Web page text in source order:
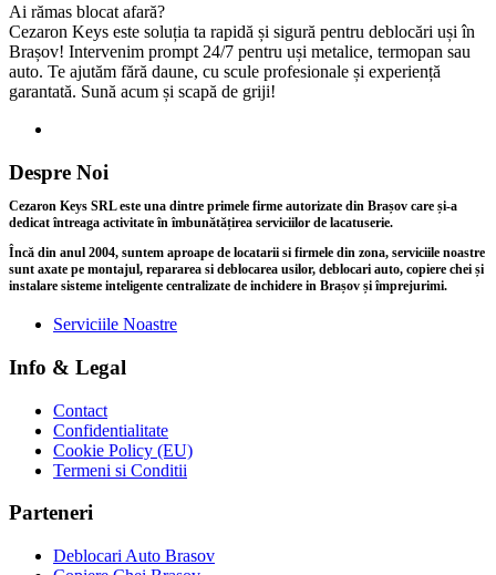
Ai rămas blocat afară?
Cezaron Keys este soluția ta rapidă și sigură pentru deblocări uși în
Brașov! Intervenim prompt 24/7 pentru uși metalice, termopan sau
auto. Te ajutăm fără daune, cu scule profesionale și experiență
garantată. Sună acum și scapă de griji!
Despre Noi
Cezaron Keys SRL este una dintre primele firme autorizate din Brașov care și-a
dedicat întreaga activitate în îmbunătățirea serviciilor de lacatuserie.
Încă din anul 2004, suntem aproape de locatarii si firmele din zona, serviciile noastre
sunt axate pe montajul, repararea si deblocarea usilor, deblocari auto, copiere chei și
instalare sisteme inteligente centralizate de inchidere in Brașov și împrejurimi.
Serviciile Noastre
Info & Legal
Contact
Confidentialitate
Cookie Policy (EU)
Termeni si Conditii
Parteneri
Deblocari Auto Brasov